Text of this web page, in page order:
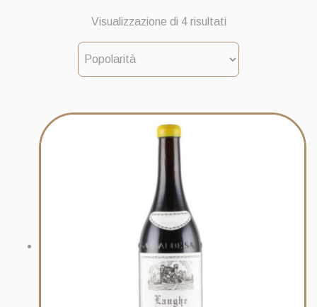
Visualizzazione di 4 risultatiPopolarità